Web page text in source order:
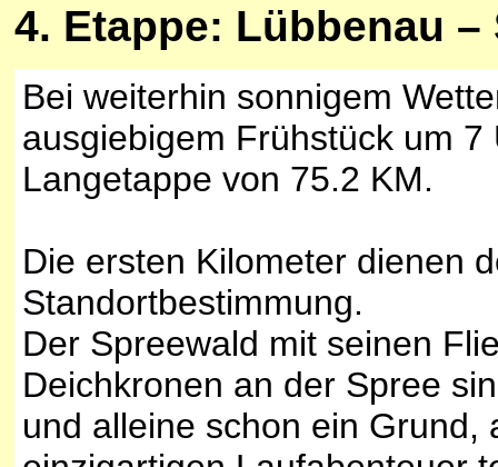
4. Etappe: Lübbenau –
Bei weiterhin sonnigem
ausgiebigem Frühstück um
Langetappe von 75.2 KM.
Die ersten Kilometer dienen
Standortbestimmung.
Der Spreewald mit seinen
Deichkronen an der Spree
und alleine schon ein Grund,